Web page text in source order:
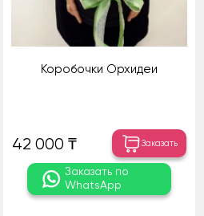
Коробочки Орхидеи
42 000 ₸ Заказать
Заказать по
WhatsApp